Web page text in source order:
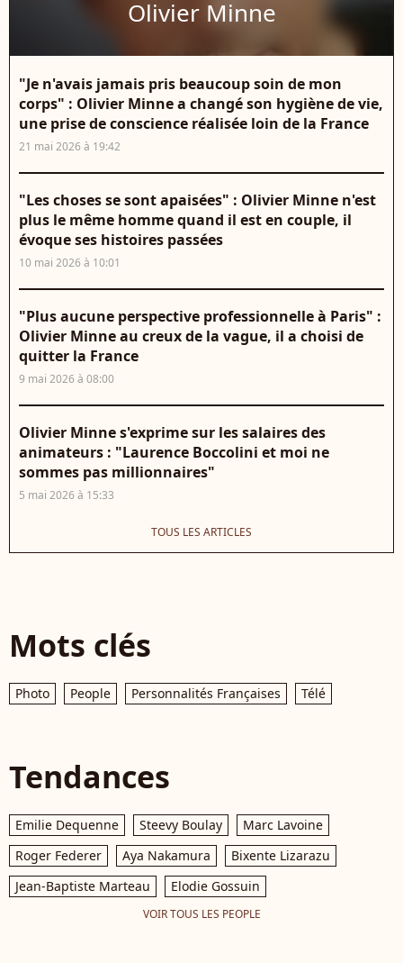
Olivier Minne
"Je n'avais jamais pris beaucoup soin de mon
corps" : Olivier Minne a changé son hygiène de vie,
une prise de conscience réalisée loin de la France
21 mai 2026 à 19:42
"Les choses se sont apaisées" : Olivier Minne n'est
plus le même homme quand il est en couple, il
évoque ses histoires passées
10 mai 2026 à 10:01
"Plus aucune perspective professionnelle à Paris" :
Olivier Minne au creux de la vague, il a choisi de
quitter la France
9 mai 2026 à 08:00
Olivier Minne s'exprime sur les salaires des
animateurs : "Laurence Boccolini et moi ne
sommes pas millionnaires"
5 mai 2026 à 15:33
TOUS LES ARTICLES
Mots clés
Photo People Personnalités Françaises Télé
Tendances
Emilie Dequenne Steevy Boulay
Marc Lavoine
Roger Federer
Aya Nakamura
Bixente Lizarazu
Jean-Baptiste Marteau
Elodie Gossuin
VOIR TOUS LES PEOPLE